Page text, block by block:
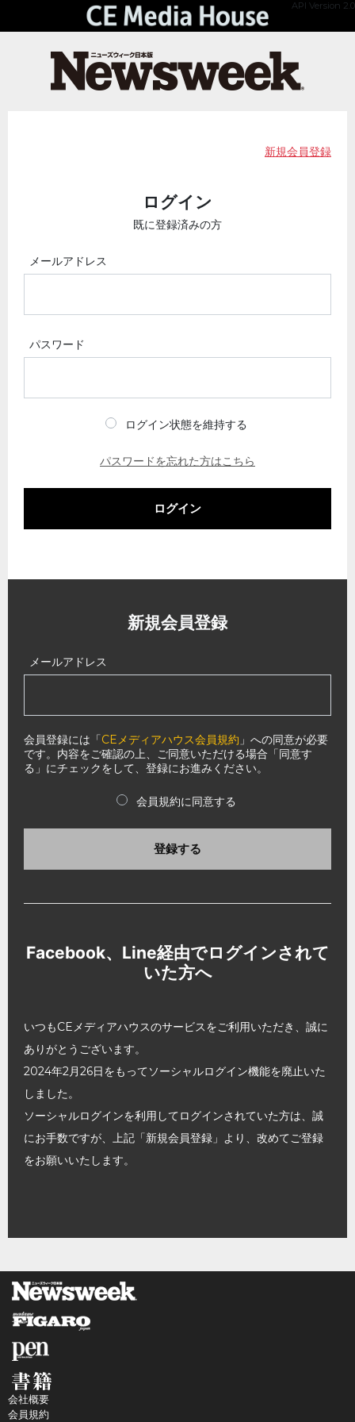
API Version 2.0
新規会員登録
ログイン
既に登録済みの方
メールアドレス
パスワード
ログイン状態を維持する
パスワードを忘れた方はこちら
ログイン
新規会員登録
メールアドレス
会員登録には「CEメディアハウス会員規約 」への同意が必要
です。内容をご確認の上、ご同意いただける場合「同意す
る」にチェックをして、登録にお進みください。
会員規約に同意する
登録する
Facebook、Line経由でログインされて
いた方へ
いつもCEメディアハウスのサービスをご利用いただき、誠に
ありがとうございます。
2024年2月26日をもってソーシャルログイン機能を廃止いた
しました。
ソーシャルログインを利用してログインされていた方は、誠
にお手数ですが、上記「新規会員登録」より、改めてご登録
をお願いいたします。
会社概要
会員規約